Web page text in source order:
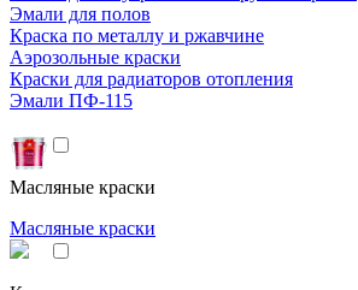
Эмали для полов
Краска по металлу и ржавчине
Аэрозольные краски
Краски для радиаторов отопления
Эмали ПФ-115
Масляные краски
Масляные краски